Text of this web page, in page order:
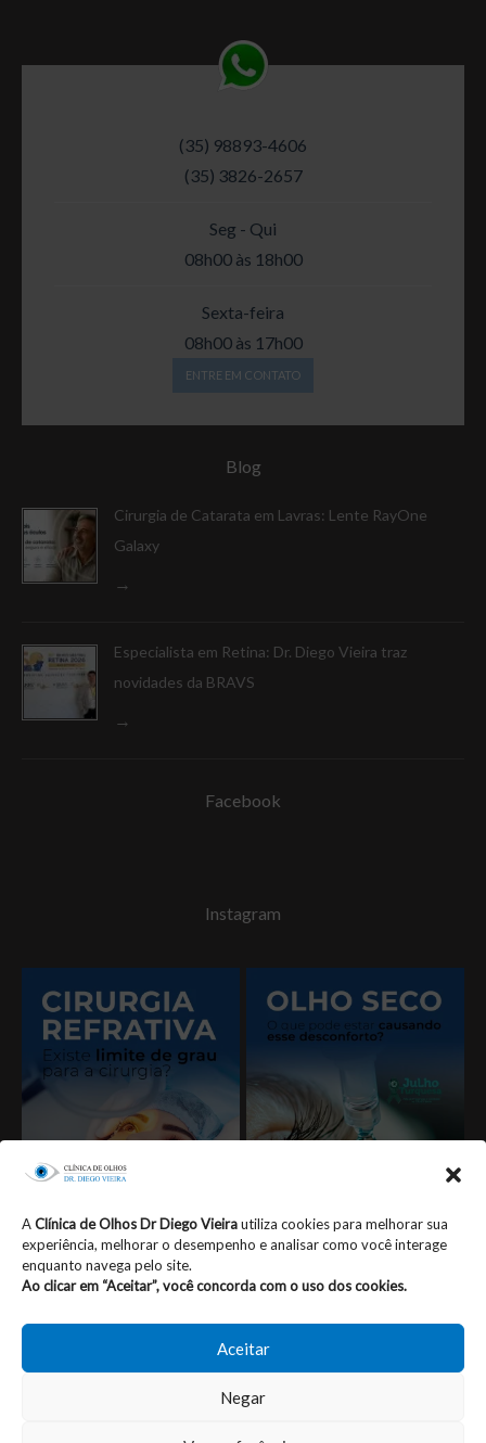
AClínica de Olhos Dr Diego Vieirautiliza cookies para melhorar sua
experiência, melhorar o desempenho e analisar como você interage
enquanto navega pelo site.
Ao clicar em “Aceitar”, você concorda com o uso dos cookies.
Aceitar
Negar
(35) 98893-4606
(35) 3826-2657
Seg - Qui
08h00 às 18h00
Sexta-feira
08h00 às 17h00
ENTRE EM CONTATO
Blog
Cirurgia de Catarata em Lavras: Lente RayOne
Galaxy
Especialista em Retina: Dr. Diego Vieira traz
novidades da BRAVS
Facebook
Instagram
Seguir no Instagram